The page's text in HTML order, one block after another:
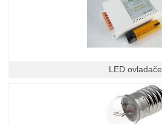
LED ovladače